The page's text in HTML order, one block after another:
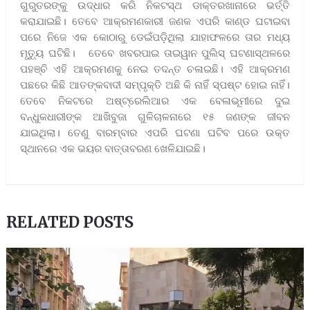
ଗୁରୁତରଙ୍କୁ ଉଦ୍ଧାର କରି ନିକଟସ୍ଥ ଡାକ୍ତରଖାନାରେ ଭର୍ତ୍ତି
କରାଯାଇଛି। ତେବେ ଆକ୍ରମଣକାରୀ ଜଣକ ଏପରି କାଣ୍ଡ ଘଟାଇବା
ପରେ ନିଜେ ଏକ କୋଠାରୁ ଡେଇଁପଡ଼ିଥିଲା ଯାହାଫଳରେ ତାର ମଧ୍ୟ
ମୃତ୍ୟୁ ଘଟିଛି। ତେବେ ଖବରପାଇ ତାଇୱାନ ପୁଲିସ୍ ଘଟଣାସ୍ଥଳରେ
ପହଞ୍ଚି ଏହି ଆକ୍ରମଣକୁ ନେଇ ତଦନ୍ତ ଚଳାଇଛି। ଏହି ଆକ୍ରମଣ
ପଛରେ କିଛି ଆତଙ୍କବାଦୀ ସମ୍ପୃକ୍ତି ଅଛି କି ନାହିଁ ସ୍ପଷ୍ଟ ହୋଇ ନାହିଁ।
ତେବେ ନିକଟରେ ଅଷ୍ଟ୍ରେଲିଆର ଏକ ବେଳାଭୂମୀରେ ଦୁଇ
ବନ୍ଧୁକଧାରୀଙ୍କ ଆଖିବୁଜା ଗୁଳିଚାଳନାରେ ୧୫ ଜଣଙ୍କ ଜୀବନ
ଯାଇଥିଲା। ତେଣୁ ବାରମ୍ବାର ଏପରି ଘଟଣା ଘଟିବ ପରେ ଉକ୍ତ
ସ୍ଥାନରେ ଏକ ଭୟର ବାତ୍ତାବରଣ ଖେଳିଯାଇଛି।
RELATED POSTS